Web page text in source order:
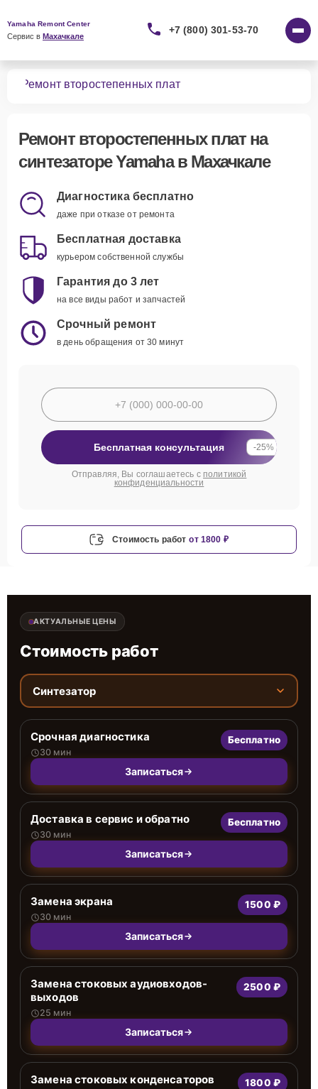
Yamaha Remont Center
Сервис в Махачкале
+7 (800) 301-53-70
Ремонт второстепенных плат
Ремонт второстепенных платна
синтезаторе Yamaha в Махачкале
Диагностика бесплатно
даже при отказе от ремонта
Бесплатная доставка
курьером собственной службы
Гарантия до 3 лет
на все виды работ и запчастей
Срочный ремонт
в день обращения от 30 минут
Бесплатная консультация -25%
Отправляя, Вы соглашаетесь с политикой
конфиденциальности
Стоимость работ от 1800 ₽
АКТУАЛЬНЫЕ ЦЕНЫ
Стоимость работ
Синтезатор
Срочная диагностика
30 мин
Бесплатно
Записаться
Доставка в сервис и обратно
30 мин
Бесплатно
Записаться
Замена экрана
30 мин
1500 ₽
Записаться
Замена стоковых аудиовходов-
выходов
25 мин
2500 ₽
Записаться
Замена стоковых конденсаторов 1800 ₽